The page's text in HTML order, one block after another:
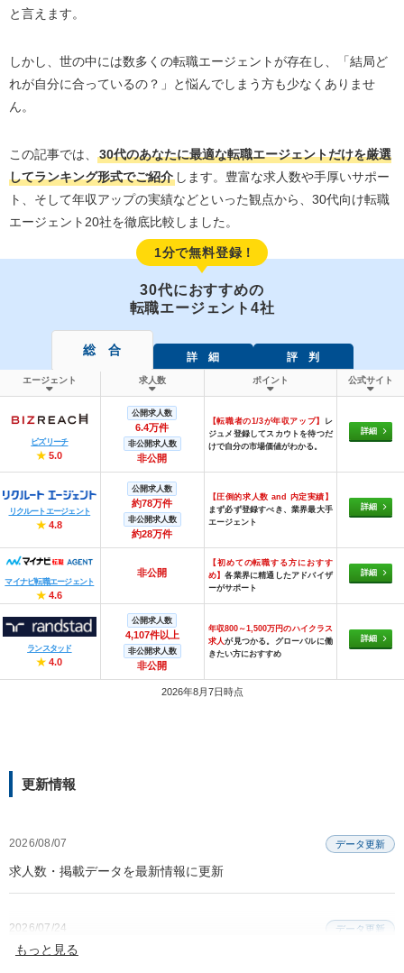
と言えます。
しかし、世の中には数多くの転職エージェントが存在し、「結局ど
れが自分に合っているの？」と悩んでしまう方も少なくありませ
ん。
この記事では、
30代のあなたに最適な転職エージェントだけを厳選
してランキング形式でご紹介します。豊富な求人数や手厚いサポー
ト、そして年収アップの実績などといった観点から、30代向け転職
エージェント20社を徹底比較しました。
1分で無料登録！
30代におすすめの
転職エージェント4社
総 合 詳 細 評 判
エージェント 求人数 ポイント 公式サイト
ビズリーチ
★ 5.0
公開求人数
6.4万件
非公開求人数
非公開
【転職者の1/3が年収アップ】
レ
ジュメ登録してスカウトを待つだ
けで自分の市場価値がわかる。
詳細
リクルートエージェント
★ 4.8
公開求人数
約78万件
非公開求人数
約28万件
【圧倒的求人数 and 内定実績】
まず必ず登録すべき、業界最大手
エージェント
詳細
マイナビ転職エージェント
★ 4.6
非公開
【初めての転職する方におすす
め】各業界に精通したアドバイザ
ーがサポート
詳細
ランスタッド
★ 4.0
公開求人数
4,107件以上
非公開求人数
非公開
年収800～1,500万円のハイクラス
求人が見つかる。グローバルに働
きたい方におすすめ
詳細
2026年8月7日時点
更新情報
2026/08/07 データ更新
求人数・掲載データを最新情報に更新
2026/07/24 データ更新
掲載転職エージェントの公開求人数を2026年7月24日時点の最新デ
もっと見る